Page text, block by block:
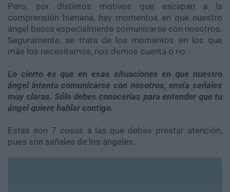
Pero, por distintos motivos que escapan a la
comprensión humana, hay momentos en que nuestro
ángel busca especialmente comunicarse con nosotros.
Seguramente, se trata de los momentos en los que
más los necesitamos, nos demos cuenta o no.
Lo cierto es que en esas situaciones en que nuestro
ángel intenta comunicarse con nosotros, envía señales
muy claras. Sólo debes conocerlas para entender que tu
ángel quiere hablar contigo.
Estas son 7 cosas a las que debes prestar atención,
pues son señales de los ángeles: